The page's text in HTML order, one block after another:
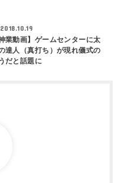
2018.10.19
神業動画】ゲームセンターに太
達人（真打ち）が現れ儀式の
だと話題に